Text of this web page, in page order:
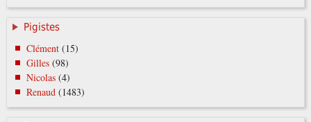
Pigistes
Clément(15)
Gilles(98)
Nicolas(4)
Renaud(1483)